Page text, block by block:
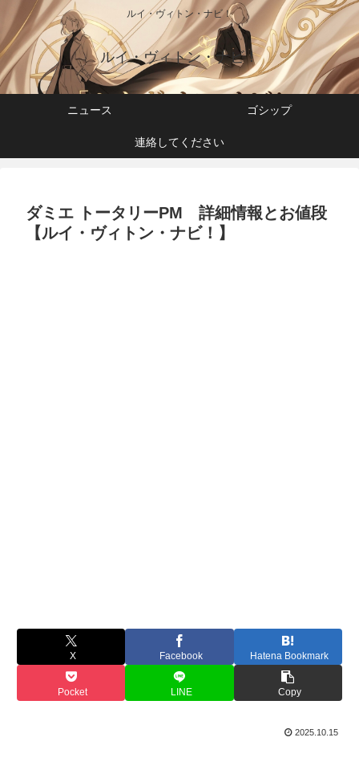
ルイ・ヴィトン・ナビ！
ルイ・ヴィトン・ナビ！
ニュース ゴシップ
連絡してください
ダミエ トータリーPM 詳細情報とお値段
【ルイ・ヴィトン・ナビ！】
X Facebook Hatena Bookmark
Pocket LINE Copy
2025.10.15